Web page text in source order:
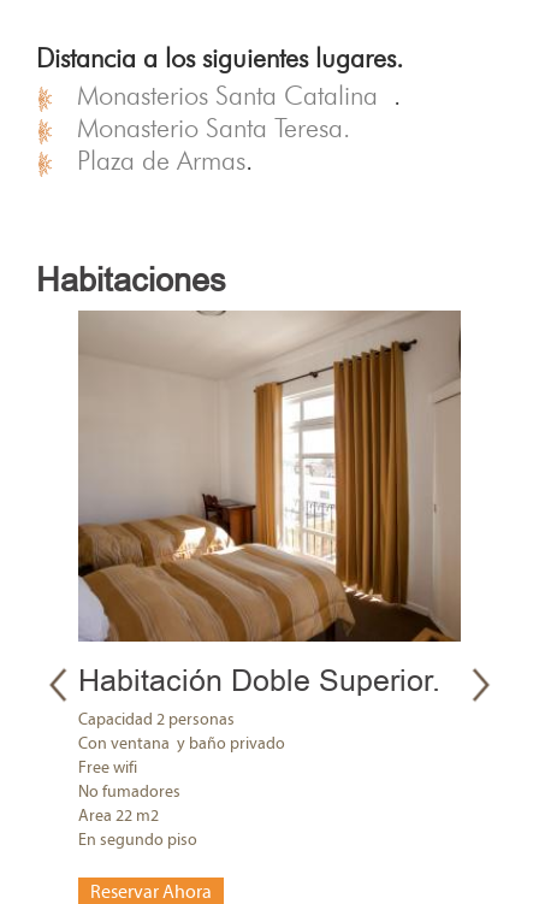
Distancia a los siguientes lugares.
Monasterios Santa Catalina .
Monasterio Santa Teresa.
Plaza de Armas.
Habitaciones
Habitación Doble Superior.
Capacidad 2 personas
Con ventana y baño privado
Free wifi
No fumadores
Area 22 m2
En segundo piso
Reservar Ahora